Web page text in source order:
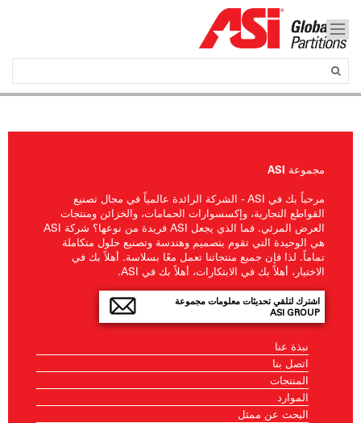
مجموعة ASI
مرحباً بك في ASI - الشركة الرائدة عالمياً في مجال تصنيع
القواطع التجارية، وإكسسوارات الحمامات، والخزائن ومنتجات
العرض المرئي. فما الذي يجعل ASI فريدة من نوعها؟ شركة ASI
هي الوحيدة التي تقوم بتصميم وهندسة وتصنيع حلول متكاملة
تماماً. لذا فإن جميع منتجاتنا تعمل معًا بسلاسة. أهلاً بك في
الاختيار، أهلاً بك في الابتكارات، أهلاً بك في ASI.
اشترك لتلقي تحديثات معلومات مجموعة
ASI GROUP
نبذة عنا
اتصل بنا
المنتجات
الموارد
البحث عن ممثل